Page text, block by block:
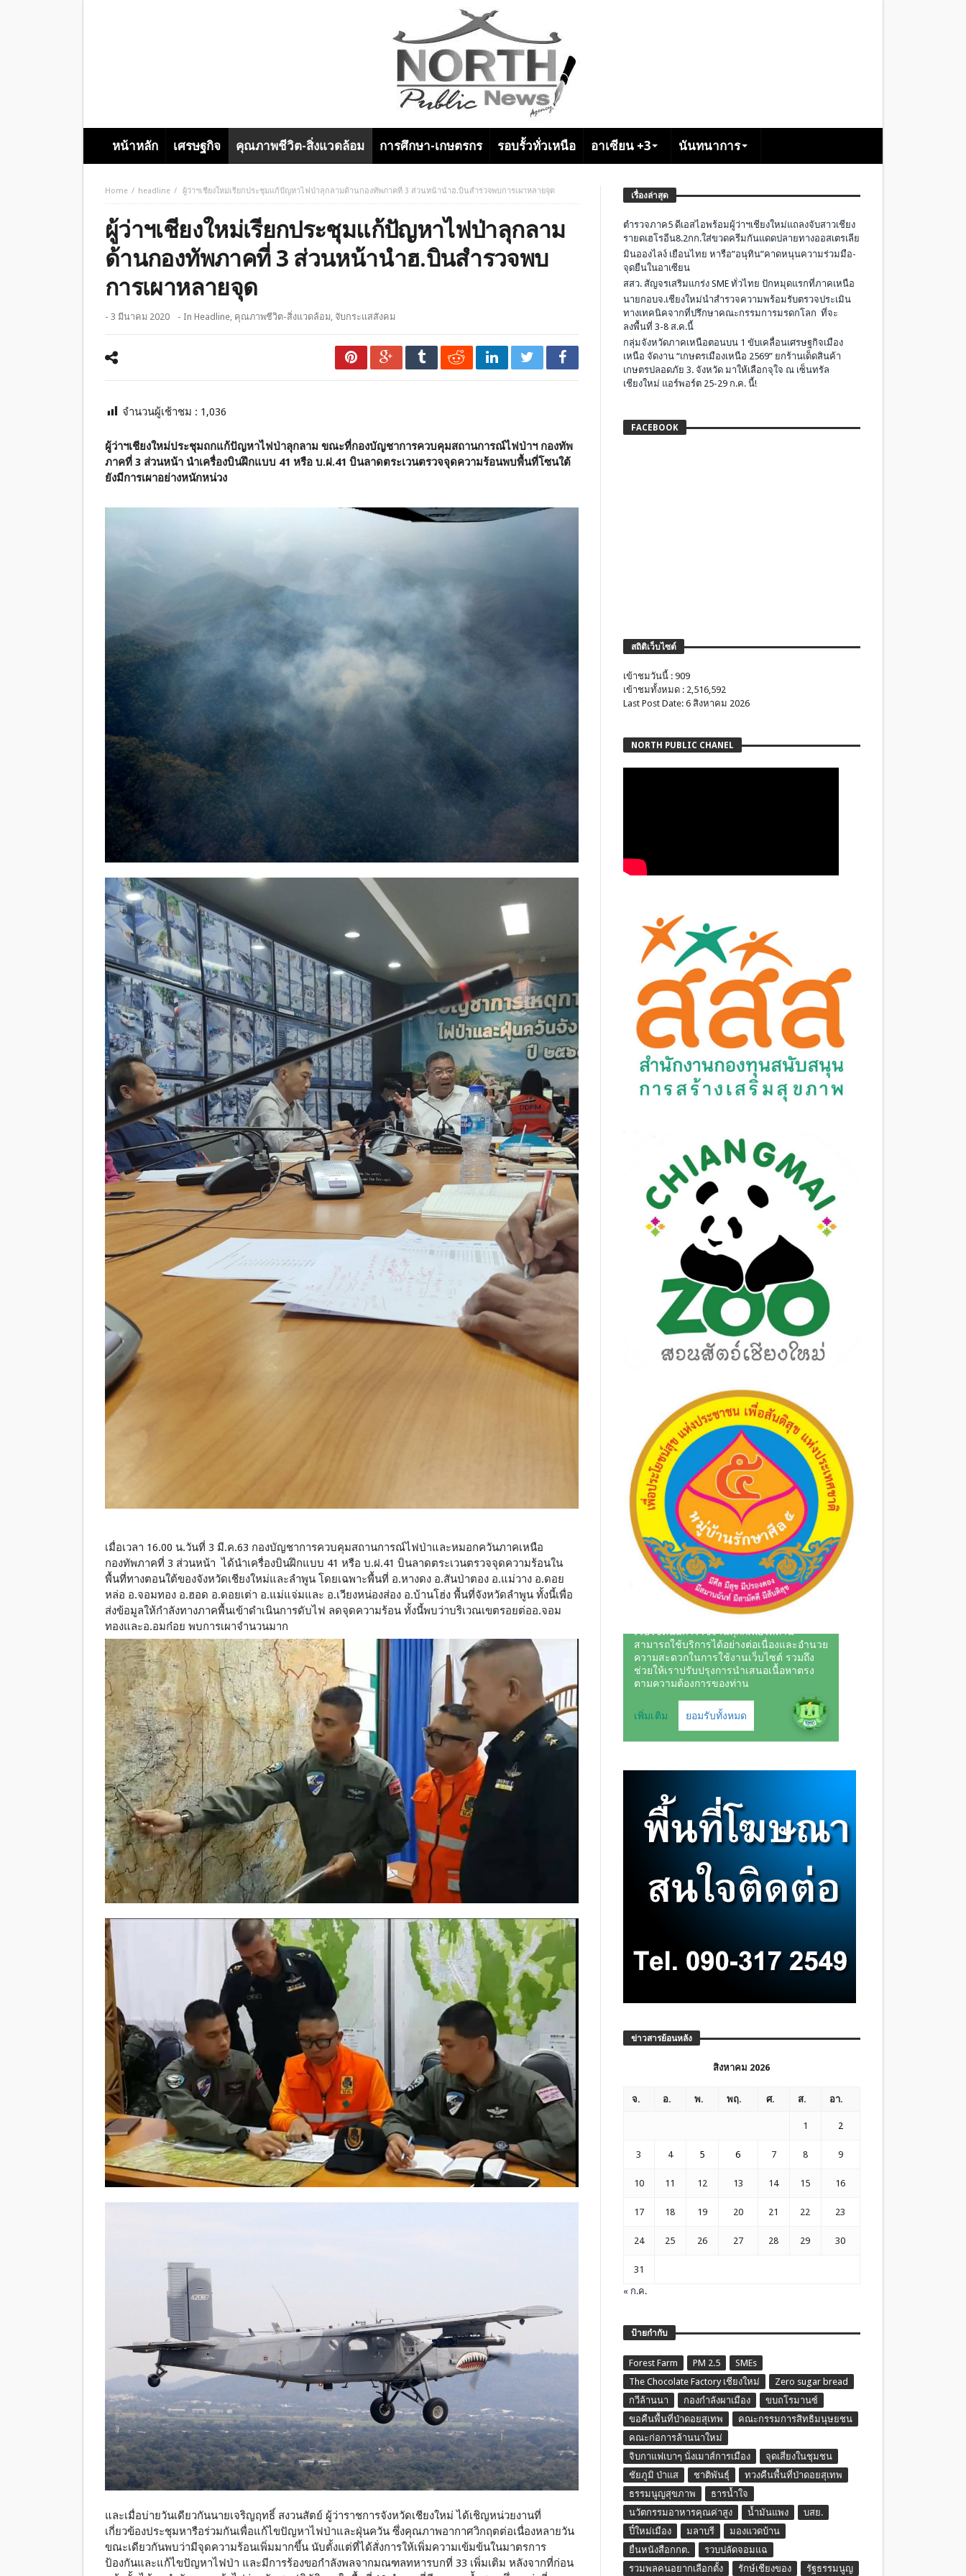
หน้าหลัก เศรษฐกิจ คุณภาพชีวิต-สิ่งแวดล้อม การศึกษา-เกษตรกร รอบรั้วทั่วเหนือ อาเซียน +3 นันทนาการ
Home headline ผู้ว่าฯเชียงใหม่เรียกประชุมแก้ปัญหาไฟป่าลุกลามด้านกองทัพภาคที่ 3 ส่วนหน้านำฮ.บินสำรวจพบการเผาหลายจุด
ผู้ว่าฯเชียงใหม่เรียกประชุมแก้ปัญหาไฟป่าลุกลาม
ด้านกองทัพภาคที่ 3 ส่วนหน้านำฮ.บินสำรวจพบ
การเผาหลายจุด
- 3 มีนาคม 2020 - In Headline, คุณภาพชีวิต-สิ่งแวดล้อม, จับกระแสสังคม
จำนวนผู้เช้าชม : 1,036
ผู้ว่าฯเชียงใหม่ประชุมถกแก้ปัญหาไฟป่าลุกลาม ขณะที่กองบัญชาการควบคุมสถานการณ์ไฟป่าฯ กองทัพ
ภาคที่ 3 ส่วนหน้า นำเครื่องบินฝึกแบบ 41 หรือ บ.ฝ.41 บินลาดตระเวนตรวจจุดความร้อนพบพื้นที่โซนใต้
ยังมีการเผาอย่างหนักหน่วง
เมื่อเวลา 16.00 น.วันที่ 3 มี.ค.63 กองบัญชาการควบคุมสถานการณ์ไฟป่าและหมอกควันภาคเหนือ
กองทัพภาคที่ 3 ส่วนหน้า ได้นำเครื่องบินฝึกแบบ 41 หรือ บ.ฝ.41 บินลาดตระเวนตรวจจุดความร้อนใน
พื้นที่ทางตอนใต้ของจังหวัดเชียงใหม่และลำพูน โดยเฉพาะพื้นที่ อ.หางดง อ.สันป่าตอง อ.แม่วาง อ.ดอย
หล่อ อ.จอมทอง อ.ฮอด อ.ดอยเต่า อ.แม่แจ่มและ อ.เวียงหน่องส่อง อ.บ้านโฮ่ง พื้นที่จังหวัดลำพูน ทั้งนี้เพื่อ
ส่งข้อมูลให้กำลังทางภาคพื้นเข้าดำเนินการดับไฟ ลดจุดความร้อน ทั้งนี้พบว่าบริเวณเขตรอยต่ออ.จอม
ทองและอ.อมก๋อย พบการเผาจำนวนมาก
และเมื่อบ่ายวันเดียวกันนายเจริญฤทธิ์ สงวนสัตย์ ผู้ว่าราชการจังหวัดเชียงใหม่ ได้เชิญหน่วยงานที่
เกี่ยวข้องประชุมหารือร่วมกันเพื่อแก้ไขปัญหาไฟป่าและฝุ่นควัน ซึ่งคุณภาพอากาศวิกฤตต่อเนื่องหลายวัน
ขณะเดียวกันพบว่ามีจุดความร้อนเพิ่มมากขึ้น นับตั้งแต่ที่ได้สั่งการให้เพิ่มความเข้มข้นในมาตรการ
ป้องกันและแก้ไขปัญหาไฟป่า และมีการร้องขอกำลังพลจากมณฑลทหารบกที่ 33 เพิ่มเติม หลังจากที่ก่อน
เรื่องล่าสุด
ตำรวจภาค5 ดีเอสไอพร้อมผู้ว่าฯเชียงใหม่แถลงจับสาวเชียง
รายดเฮโรอีน8.2กก.ใส่ขวดครีมกันแดดปลายทางออสเตรเลีย
มินอองไลง์ เยือนไทย หารือ”อนุทิน”คาดหนุนความร่วมมือ-
จุดยืนในอาเซียน
สสว. สัญจรเสริมแกร่ง SME ทั่วไทย ปักหมุดแรกที่ภาคเหนือ
นายกอบจ.เชียงใหม่นำสำรวจความพร้อมรับตรวจประเมิน
ทางเทคนิคจากที่ปรึกษาคณะกรรมการมรดกโลก ที่จะ
ลงพื้นที่ 3-8 ส.ค.นี้
กลุ่มจังหวัดภาคเหนือตอนบน 1 ขับเคลื่อนเศรษฐกิจเมือง
เหนือ จัดงาน “เกษตรเมืองเหนือ 2569” ยกร้านเด็ดสินค้า
เกษตรปลอดภัย 3. จังหวัด มาให้เลือกจุใจ ณ เซ็นทรัล
เชียงใหม่ แอร์พอร์ต 25-29 ก.ค. นี้!
FACEBOOK
สถิติเว็บไซต์
เข้าชมวันนี้ : 909
เข้าชมทั้งหมด : 2,516,592
Last Post Date: 6 สิงหาคม 2026
NORTH PUBLIC CHANEL
ข่าวสารย้อนหลัง
สิงหาคม 2026
จ. อ. พ. พฤ. ศ. ส. อา.
1 2
3 4 5 6 7 8 9
10 11 12 13 14 15 16
17 18 19 20 21 22 23
24 25 26 27 28 29 30
31
« ก.ค.
ป้ายกำกับ
Forest Farm PM 2.5
SMEs
The Chocolate Factory เชียงใหม่
Zero sugar bread
กวีล้านนา
กองกำลังผาเมือง
ขบถโรมานซ์
ขอคืนพื้นที่ป่าดอยสุเทพ
คณะกรรมการสิทธิมนุษยชน
คณะก่อการล้านนาใหม่
จิบกาแฟเบาๆ นั่งเมาส์การเมือง
จุดเสี่ยงในชุมชน
ชัยภูมิ ป่าแส
ชาติพันธุ์
ทวงคืนพื้นที่ป่าดอยสุเทพ
ธรรมนูญสุขภาพ
ธารน้ำใจ
นวัตกรรมอาหารคุณค่าสูง
น้ำมันแพง
บสย.
ปี๋ใหม่เมือง
มลาบรี
มองแวดบ้าน
ยื่นหนังสือกกต.
รวบปลัดจอมแฉ
รวมพลคนอยากเลือกตั้ง
รักษ์เชียงของ รัฐธรรมนูญ